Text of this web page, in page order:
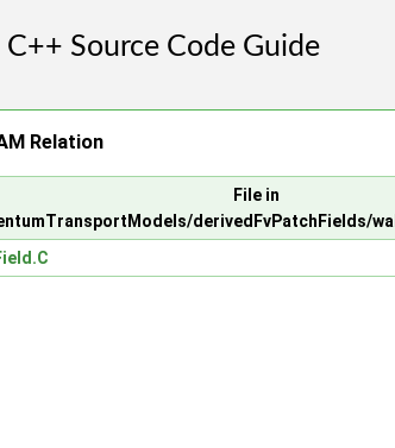
Relation
File in
derivedFvPatchFields/